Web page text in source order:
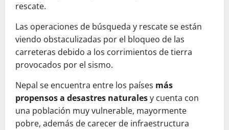
rescate.
Las operaciones de búsqueda y rescate se están
viendo obstaculizadas por el bloqueo de las
carreteras debido a los corrimientos de tierra
provocados por el sismo.
Nepal se encuentra entre los países más
propensos a desastres naturalesy cuenta con
una población muy vulnerable, mayormente
pobre, además de carecer de infraestructura